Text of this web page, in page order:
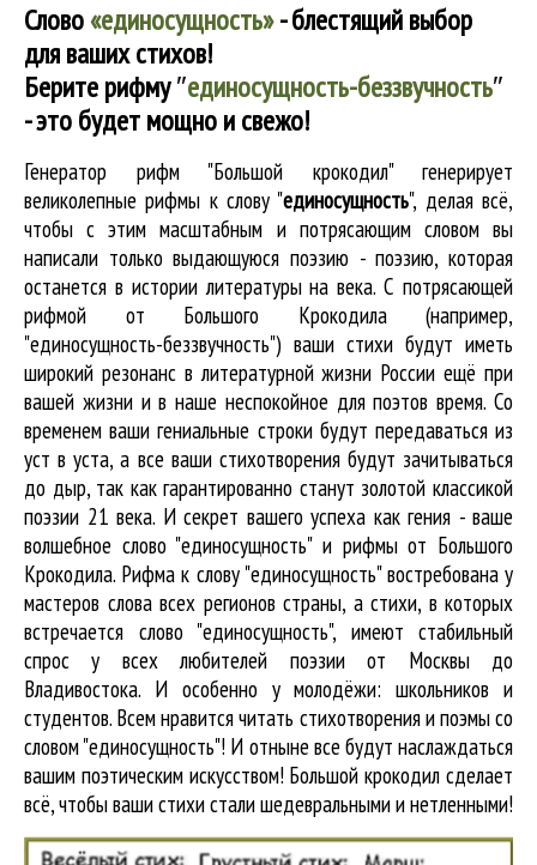
Слово«единосущность»- блестящий выбор
для ваших стихов!
Берите рифму″единосущность-беззвучность″
- это будет мощно и свежо!
Генератор рифм "Большой крокодил" генерирует
великолепныерифмы к слову "единосущность", делая всё,
чтобы с этим масштабным и потрясающим словом вы
написали только выдающуюся поэзию - поэзию, которая
останется в истории литературы на века. С потрясающей
рифмой от Большого Крокодила (например,
"единосущность-беззвучность") ваши стихи будут иметь
широкий резонанс в литературной жизни России ещё при
вашей жизни и в наше неспокойное для поэтов время. Со
временем ваши гениальные строки будут передаваться из
уст в уста, а все ваши стихотворения будут зачитываться
до дыр, так как гарантированно станут золотой классикой
поэзии 21 века. И секрет вашего успеха как гения - ваше
волшебное слово "единосущность" и рифмы от Большого
Крокодила. Рифма к слову "единосущность" востребована у
мастеров слова всех регионов страны, а стихи, в которых
встречается слово "единосущность", имеют стабильный
спрос у всех любителей поэзии от Москвы до
Владивостока. И особенно у молодёжи: школьников и
студентов. Всем нравится читать стихотворения и поэмы со
словом "единосущность"! И отныне все будут наслаждаться
вашим поэтическим искусством! Большой крокодил cделает
всё, чтобы ваши стихи стали шедевральными и нетленными!